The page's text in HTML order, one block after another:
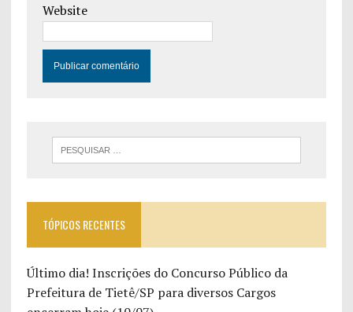
Website
TÓPICOS RECENTES
Último dia! Inscrições do Concurso Público da
Prefeitura de Tietê/SP para diversos Cargos